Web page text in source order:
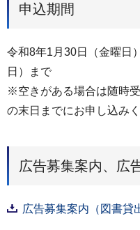
申込期間
令和8年1月30日（金曜日
日）まで
※空きがある場合は随時
の末日までにお申し込みく
広告募集案内、広
広告募集案内（図書貸